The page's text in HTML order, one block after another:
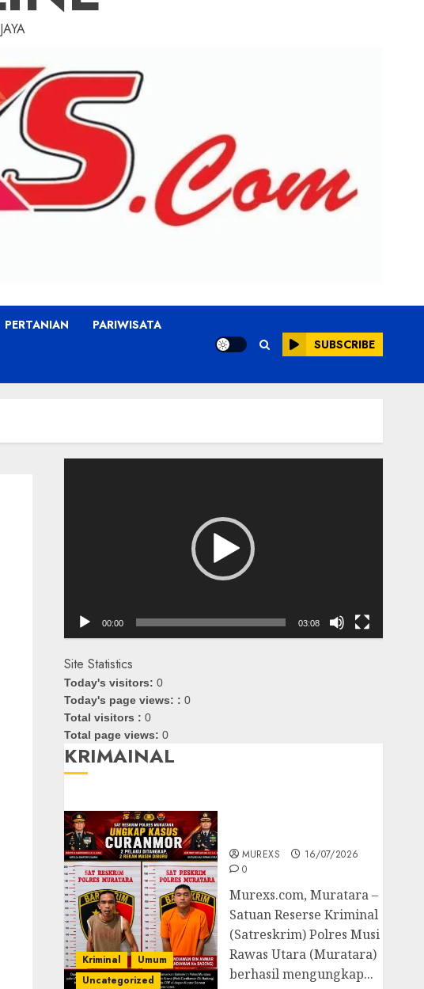
PERTANIAN PARIWISATA
SUBSCRIBE
00:00 03:08
Site Statistics
Today's visitors: 0
Today's page views: : 0
Total visitors : 0
Total page views: 0
KRIMAINAL
Kriminal
Umum
Uncategorized
MUREXS
16/07/2026
0
Murexs.com, Muratara –
Satuan Reserse Kriminal
(Satreskrim) Polres Musi
Rawas Utara (Muratara)
berhasil mengungkap...